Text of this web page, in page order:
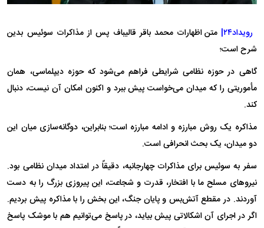
رویداد۲۴|
متن اظهارات محمد باقر قالیباف پس از مذاکرات سوئیس بدین
شرح است؛
گاهی در حوزه نظامی شرایطی فراهم می‌شود که حوزه دیپلماسی، همان
مأموریتی را که میدان می‌خواست پیش ببرد و اکنون امکان آن نیست، دنبال
کند.
مذاکره یک روش مبارزه و ادامه مبارزه است؛ بنابراین، دوگانه‌سازی میان این
دو میدان، یک بحث انحرافی است.
سفر به سوئیس برای مذاکرات چهارجانبه، دقیقاً در امتداد میدان نظامی بود.
نیروهای مسلح ما با افتخار، قدرت و شجاعت، این پیروزی بزرگ را به دست
آوردند. در مقطع آتش‌بس و پایان جنگ، این بخش را با مذاکره پیش بردیم.
اگر در اجرای آن اشکالاتی پیش بیاید، در پاسخ می‌توانیم هم با موشک پاسخ